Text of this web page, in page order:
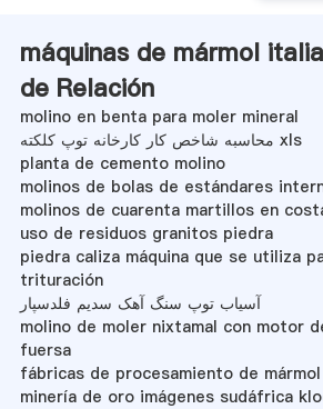
máquinas de mármol
de Relación
molino en benta para moler mineral
محاسبه شاخص کار کارخانه توپ کلکته xls
planta de cemento molino
molinos de bolas de estándares
molinos de cuarenta martillos en
uso de residuos granitos piedra
piedra caliza máquina que se utiliza
trituración
آسیاب توپ سنگ آهک سدیم فلدسپار
molino de moler nixtamal con motor
fuersa
fábricas de procesamiento de mármol
minería de oro imágenes sudáfrica